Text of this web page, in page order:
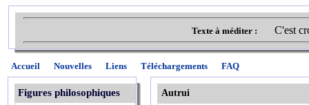
Texte à méditer : C'est
Accueil Nouvelles Liens Téléchargements FAQ
Figures philosophiques Autrui